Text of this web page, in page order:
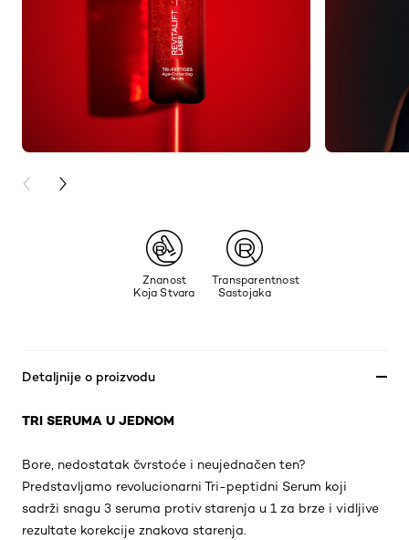
PREVIOUS CARD
NEXT CARD
Znanost
Koja Stvara
Transparentnost
Sastojaka
Detaljnije o proizvodu
TRI SERUMA U JEDNOM
Bore, nedostatak čvrstoće i neujednačen ten?
Predstavljamo revolucionarni Tri-peptidni Serum koji
sadrži snagu 3 seruma protiv starenja u 1 za brze i vidljive
rezultate korekcije znakova starenja.